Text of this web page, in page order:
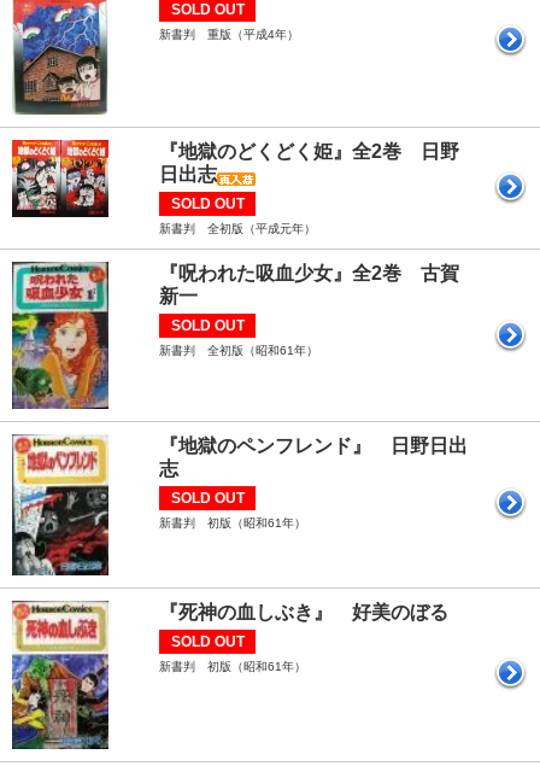
SOLD OUT
新書判 重版（平成4年）
『地獄のどくどく姫』全2巻 日野
日出志
SOLD OUT
新書判 全初版（平成元年）
『呪われた吸血少女』全2巻 古賀
新一
SOLD OUT
新書判 全初版（昭和61年）
『地獄のペンフレンド』 日野日出
志
SOLD OUT
新書判 初版（昭和61年）
『死神の血しぶき』 好美のぼる
SOLD OUT
新書判 初版（昭和61年）